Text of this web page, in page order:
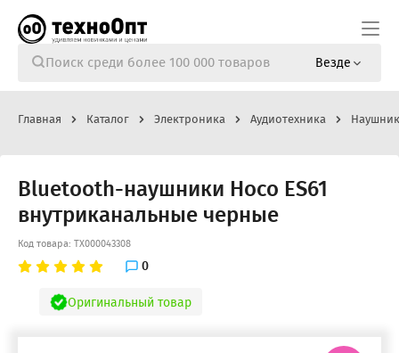
Везде
Главная Каталог Электроника Аудиотехника
Bluetooth-наушники Hoco ES61
внутриканальные черные
Код товара: ТХ000043308
0
Оригинальный товар